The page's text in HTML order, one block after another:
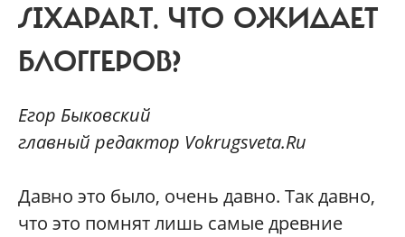
SIXAPART. ЧТО ОЖИДАЕТ
БЛОГГЕРОВ?
Егор Быковский
главный редактор Vokrugsveta.Ru
Давно это было, очень давно. Так давно,
что это помнят лишь самые древние